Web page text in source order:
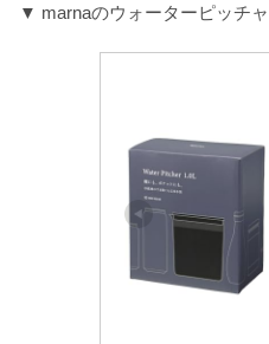
▼ marnaのウォーターピッチ